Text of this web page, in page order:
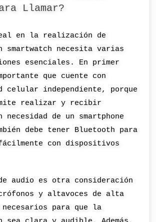
Llamar?
en la realización de
smartwatch necesita varias
esenciales. En primer
que cuente con
celular independiente, porque
realizar y recibir
necesidad de un smartphone
debe tener Bluetooth para
con dispositivos
audio es otra consideración
y altavoces de alta
para que la